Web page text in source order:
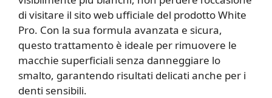
di visitare il sito web ufficiale del prodotto White
Pro. Con la sua formula avanzata e sicura,
questo trattamento è ideale per rimuovere le
macchie superficiali senza danneggiare lo
smalto, garantendo risultati delicati anche per i
denti sensibili.